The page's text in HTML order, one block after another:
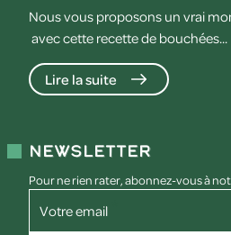
Nous vous proposons un vrai
avec cette recette de bouchées...
Lire la suite
Newsletter
Pour ne rien rater, abonnez-vous à
Votre email